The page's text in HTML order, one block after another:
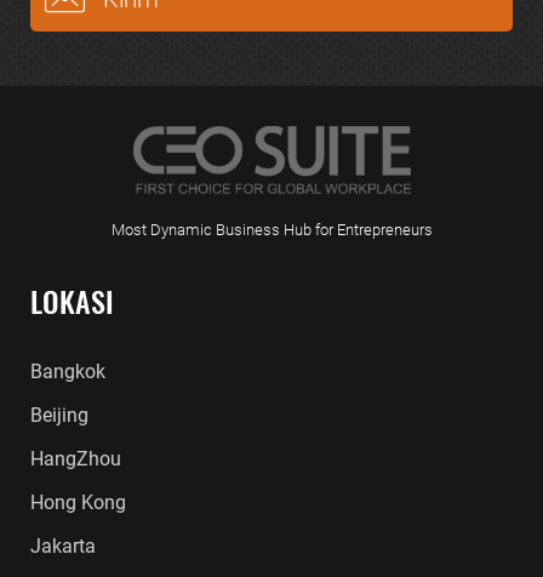
Most Dynamic Business Hub for Entrepreneurs
LOKASI
Bangkok
Beijing
HangZhou
Hong Kong
Jakarta